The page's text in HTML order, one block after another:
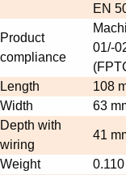
EN
Product
compliance
01/-
Length
108
Width
63
Depth with
wiring
41
Weight